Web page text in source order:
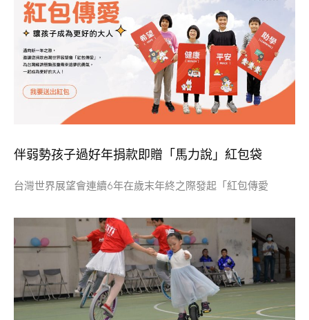
伴弱勢孩子過好年捐款即贈「馬力說」紅包袋
台灣世界展望會連續6年在歲末年終之際發起「紅包傳愛